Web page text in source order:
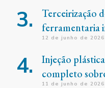
Terceirização
ferramentaria
12 de junho de 2026
Injeção
completo
11 de junho de 2026